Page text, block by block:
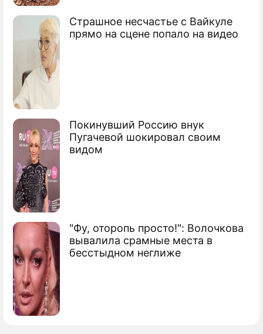
Страшное несчастье с Вайкуле
прямо на сцене попало на видео
Покинувший Россию внук
Пугачевой шокировал своим
видом
"Фу, оторопь просто!": Волочкова
вывалила срамные места в
бесстыдном неглиже
"Не надо со мной шутить": Пригожин
нанес Валерии ответный удар
Пригожин возбудился от подтянутого
тела Газманова